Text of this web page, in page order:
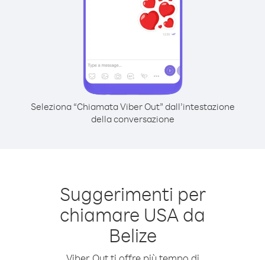
Seleziona “Chiamata Viber Out” dall’intestazione
della conversazione
Suggerimenti per
chiamare USA da
Belize